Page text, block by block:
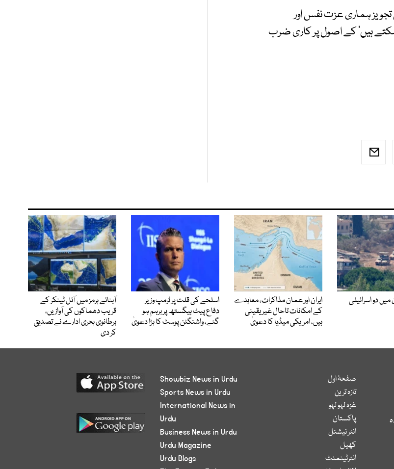
تجویز ہماری عزت نفس اور
سکتے ہیں‘ کے اصول پر کاری ضرب
دو اسرائیلی
ایران اور عمان مذاکرات، معاہدے
کے امکانات تاحال غیر یقینی
ہیں، امریکی میڈیا کا دعویٰ
اسلحے کی قلت پر ٹرمپ وزیر
دفاع پیٹ ہیگستھ پر برہم ہو
گئے، واشنگٹن پوسٹ کا بڑا دعویٰ
آبنائے ہرمز میں آئل ٹینکر کے
قریب دھماکوں کی آوازیں،
برطانوی بحری ادارے نے تصدیق
کر دی
صفحۂ اول
تازہ ترین
غزہ لہو لہو
پاکستان
انٹر نیشنل
کھیل
انٹرٹینمنٹ
Showbiz News in Urdu
Sports News in Urdu
International News in
Urdu
Business News in Urdu
Urdu Magazine
Urdu Blogs